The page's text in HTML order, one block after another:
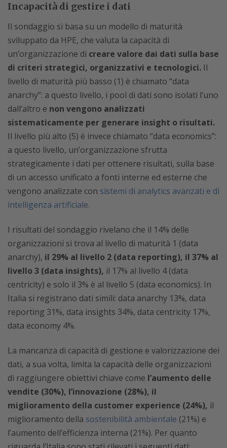
Incapacità di gestire i dati
Il sondaggio si basa su un modello di maturità
sviluppato da HPE, che valuta la capacità di
un’organizzazione di creare valore dai dati sulla base
di criteri strategici, organizzativi e tecnologici. Il
livello di maturità più basso (1) è chiamato “data
anarchy”: a questo livello, i pool di dati sono isolati l’uno
dall’altro e non vengono analizzati
sistematicamente per generare insight o risultati.
Il livello più alto (5) è invece chiamato “data economics”:
a questo livello, un’organizzazione sfrutta
strategicamente i dati per ottenere risultati, sulla base
di un accesso unificato a fonti interne ed esterne che
vengono analizzate con sistemi di analytics avanzati e di
intelligenza artificiale.
I risultati del sondaggio rivelano che il 14% delle
organizzazioni si trova al livello di maturità 1 (data
anarchy), il 29% al livello 2 (data reporting), il 37% al
livello 3 (data insights), il 17% al livello 4 (data
centricity) e solo il 3% è al livello 5 (data economics). In
Italia si registrano dati simili: data anarchy 13%, data
reporting 31%, data insights 34%, data centricity 17%,
data economy 4%.
La mancanza di capacità di gestione e valorizzazione dei
dati, a sua volta, limita la capacità delle organizzazioni
di raggiungere obiettivi chiave come l’aumento delle
vendite (30%), l’innovazione (28%), il
miglioramento della customer experience (24%), il
miglioramento della sostenibilità ambientale (21%) e
l’aumento dell’efficienza interna (21%). Per quanto